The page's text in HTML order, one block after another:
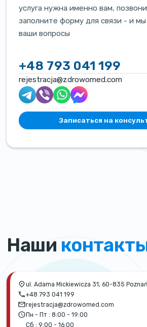
услуга нужна именно вам,
заполните форму для связи - и
ваши вопросы
+48 793 041 199
rejestracja@zdrowomed.com
Записаться на
Наши
ul. Adama Mickiewicza 31, 60-835 Poznań
+48 793 041 199
rejestracja@zdrowomed.com
Пн - Пт : 8:00 - 19:00
Сб : 9:00 - 16:00